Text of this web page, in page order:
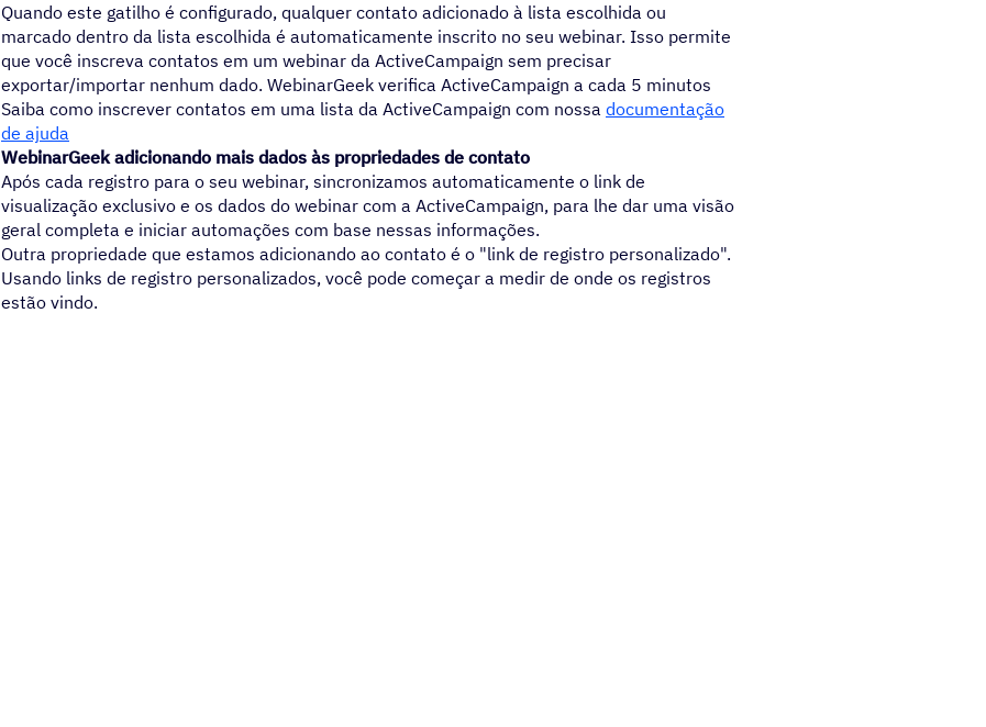
Quando este gatilho é configurado, qualquer contato adicionado à lista escolhida ou
marcado dentro da lista escolhida é automaticamente inscrito no seu webinar. Isso permite
que você inscreva contatos em um webinar da ActiveCampaign sem precisar
exportar/importar nenhum dado. WebinarGeek verifica ActiveCampaign a cada 5 minutos
Saiba como inscrever contatos em uma lista da ActiveCampaign com nossa documentação
de ajuda
WebinarGeek adicionando mais dados às propriedades de contato
Após cada registro para o seu webinar, sincronizamos automaticamente o link de
visualização exclusivo e os dados do webinar com a ActiveCampaign, para lhe dar uma visão
geral completa e iniciar automações com base nessas informações.
Outra propriedade que estamos adicionando ao contato é o "link de registro personalizado".
Usando links de registro personalizados, você pode começar a medir de onde os registros
estão vindo.